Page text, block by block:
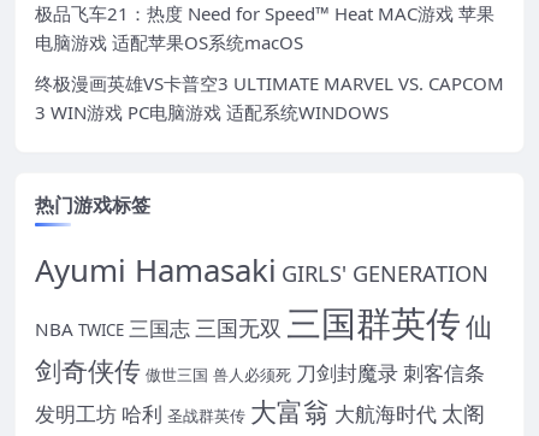
极品飞车21：热度 Need for Speed™ Heat MAC游戏 苹果
电脑游戏 适配苹果OS系统macOS
终极漫画英雄VS卡普空3 ULTIMATE MARVEL VS. CAPCOM
3 WIN游戏 PC电脑游戏 适配系统WINDOWS
热门游戏标签
Ayumi Hamasaki GIRLS' GENERATION
NBA TWICE 三国志三国无双 三国群英传仙
剑奇侠传 傲世三国 兽人必须死 刀剑封魔录刺客信条
发明工坊 哈利 圣战群英传 大富翁 大航海时代 太阁